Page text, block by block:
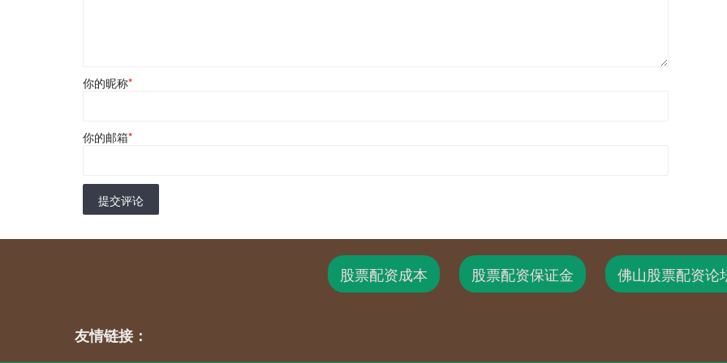
你的昵称*
你的邮箱*
提交评论
股票配资成本 股票配资保证金 佛山股票配资论
友情链接：